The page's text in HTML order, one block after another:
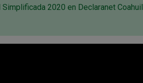
2020 en Declaranet